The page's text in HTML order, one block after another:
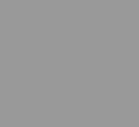
Un seguro de salud para
los costos de los cuidados
significativos en caso de